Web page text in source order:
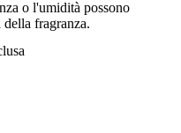
o l'umidità possono
fragranza.